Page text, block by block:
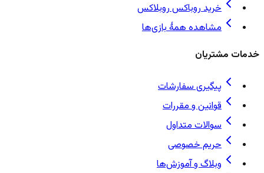
خرید روباکس روبلاکس
مشاهده همهٔ بازی‌ها
خدمات مشتریان
پیگیری سفارشات
قوانین و مقررات
سوالات متداول
حریم خصوصی
وبلاگ و آموزش‌ها